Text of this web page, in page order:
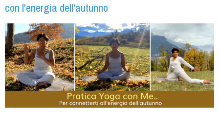
con l'energia dell'autunno